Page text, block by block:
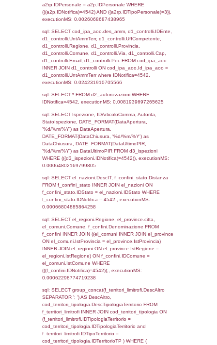
sql: SELECT `tablename`, `userlevelid`,
`userlevelpermissions` WHERE `userlevelid`
sql: SELECT a1.RagioneSociale,
localita, el_prov.citta AS provincia,
DATE(n.DataInvioNotifica) as
n.FileNotificaZip, n.DataFileNotificaZip
LEFT JOIN infostabilimento i ON
n.CodiceUnivoco LEFT JOIN
a1.CodiceUnivoco = n.CodiceUnivoco LEFT
el_comuni AS el_com ON a1.ComuneStab =
el_com.IstComune LEFT JOIN el_province
a1.ProvinciaStab = el_prov.IstProvincia
n.IDNotifica = 4542;, executionMS:
sql: SELECT a1_stabilimento.*,
ComuneST, el_province.citta as
el_regioni.Regione as RegioneST,
as ComuneSL, el_province_1.citta as
el_regioni_1.Regione as RegioneSL FROM
(((((a1_stabilimento LEFT JOIN el_comuni
a1_stabilimento.ComuneStab =
LEFT JOIN el_province ON
= el_province.IstProvincia) LEFT JOIN
a1_stabilimento.RegioneStab =
LEFT JOIN el_comuni AS el_comuni_1 ON
a1_stabilimento.IstComuneSL =
LEFT JOIN el_province AS el_province_1
a1_stabilimento.IstProvinciaSL =
el_province_1.IstProvincia) LEFT JOIN